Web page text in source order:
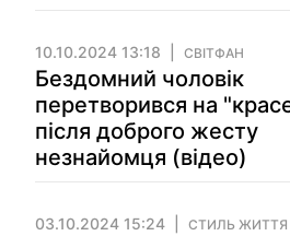
10.10.2024 13:18 СВІТФАН
Бездомний чоловік
перетворився на
після доброго жесту
незнайомця (відео)
03.10.2024 15:24 СТИЛЬ ЖИТТЯ